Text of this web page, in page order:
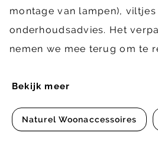
Bekijk meer
Naturel Woonaccessoires
montage van lampen),
onderhoudsadvies. Het
nemen we mee terug om te